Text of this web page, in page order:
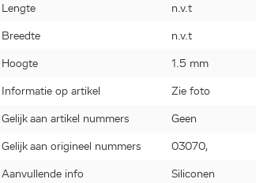
Lengte n.v.t
Breedte n.v.t
Hoogte 1.5 mm
Informatie op artikel Zie foto
Gelijk aan artikel nummers Geen
Gelijk aan origineel nummers 03070,
Aanvullende info
Siliconen